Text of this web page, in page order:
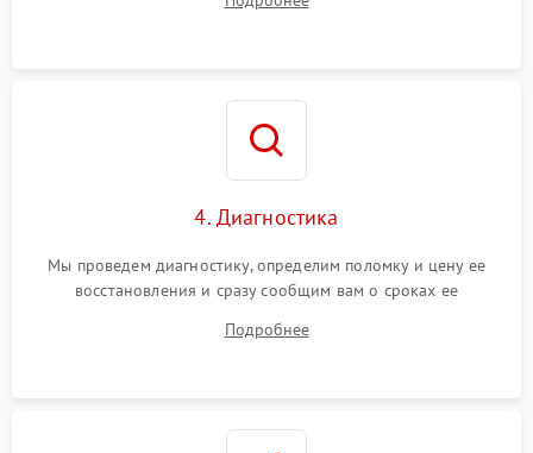
4. Диагностика
Мы проведем диагностику, определим поломку и цену ее
восстановления и сразу сообщим вам о сроках ее
Подробнее